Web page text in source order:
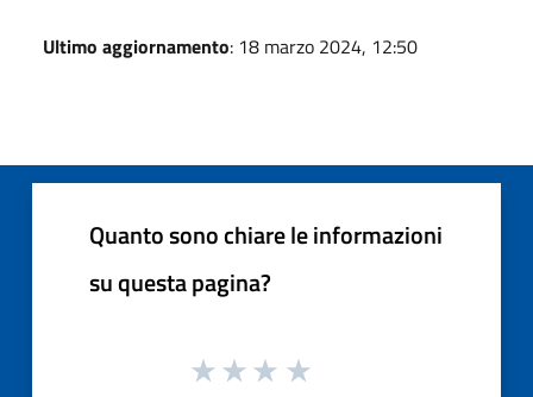
Ultimo aggiornamento: 18 marzo 2024, 12:50
Quanto sono chiare le informazioni
su questa pagina?